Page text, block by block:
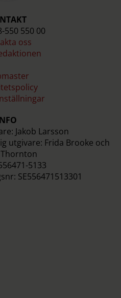
550 550 00
oss
Jakob Larsson
utgivare: Frida Brooke och
Thornton
5133
SE556471513301